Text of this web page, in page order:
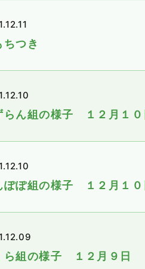
ちつき
らん組の様子 １２月１０
ぽぽ組の様子 １２月１０
ら組の様子 １２月９日